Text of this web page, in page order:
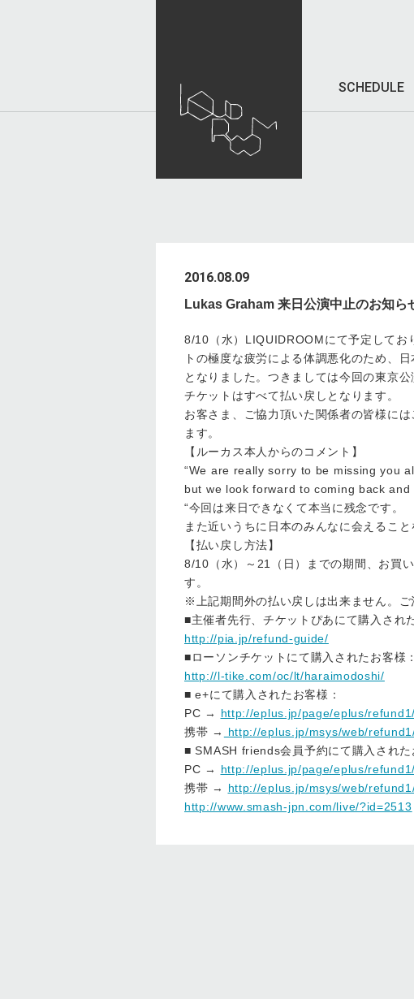
SCHEDULE
2016.08.09
Lukas Graham 来日公演中止のお知ら
8/10（水）LIQUIDROOMにて予定して
トの極度な疲労による体調悪化のため、
となりました。つきましては今回の東京
チケットはすべて払い戻しとなります。
お客さま、ご協力頂いた関係者の皆様に
ます。
【ルーカス本人からのコメント】
“We are really sorry to be missing you
but we look forward to coming back
“今回は来日できなくて本当に残念です。
また近いうちに日本のみんなに会えるこ
【払い戻し方法】
8/10（水）～21（日）までの期間、お買
す。
※上記期間外の払い戻しは出来ません。ご
■主催者先行、チケットぴあにて購入され
http://pia.jp/refund-guide/
■ローソンチケットにて購入されたお客様：
http://l-tike.com/oc/lt/haraimodoshi/
■ e+にて購入されたお客様：
PC → http://eplus.jp/page/eplus/
携帯 →
http://eplus.jp/msys/web/
■ SMASH friends会員予約にて購入された
PC → http://eplus.jp/page/eplus/
携帯 → http://eplus.jp/msys/web/
http://www.smash-jpn.com/live/?id=2513